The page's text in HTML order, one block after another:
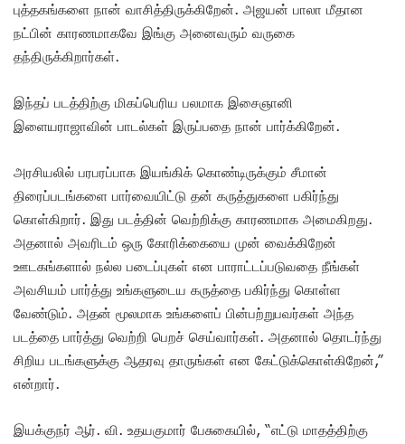
புத்தகங்களை நான் வாசித்திருக்கிறேன். அஜயன் பாலா மீதான
நட்பின் காரணமாகவே இங்கு அனைவரும் வருகை
தந்திருக்கிறார்கள்.
இந்தப் படத்திற்கு மிகப்பெரிய பலமாக இசைஞானி
இளையராஜாவின் பாடல்கள் இருப்பதை நான் பார்க்கிறேன்.
அரசியலில் பரபரப்பாக இயங்கிக் கொண்டிருக்கும் சீமான்
திரைப்படங்களை பார்வையிட்டு தன் கருத்துகளை பகிர்ந்து
கொள்கிறார். இது படத்தின் வெற்றிக்கு காரணமாக அமைகிறது.
அதனால் அவரிடம் ஒரு கோரிக்கையை முன் வைக்கிறேன்
ஊடகங்களால் நல்ல படைப்புகள் என பாராட்டப்படுவதை நீங்கள்
அவசியம் பார்த்து உங்களுடைய கருத்தை பகிர்ந்து கொள்ள
வேண்டும். அதன் மூலமாக உங்களைப் பின்பற்றுபவர்கள் அந்த
படத்தை பார்த்து வெற்றி பெறச் செய்வார்கள். அதனால் தொடர்ந்து
சிறிய படங்களுக்கு ஆதரவு தாருங்கள் என கேட்டுக்கொள்கிறேன்,”
என்றார்.
இயக்குநர் ஆர். வி. உதயகுமார் பேசுகையில், “எட்டு மாதத்திற்கு